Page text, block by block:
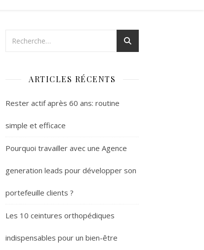
ARTICLES RÉCENTS
Rester actif après 60 ans: routine
simple et efficace
Pourquoi travailler avec une Agence
generation leads pour développer son
portefeuille clients ?
Les 10 ceintures orthopédiques
indispensables pour un bien-être